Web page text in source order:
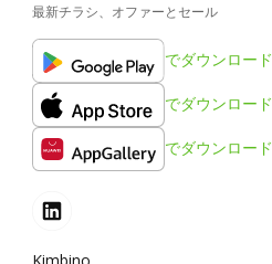
最新チラシ、オファーとセール
でダウンロード
でダウンロード
でダウンロード